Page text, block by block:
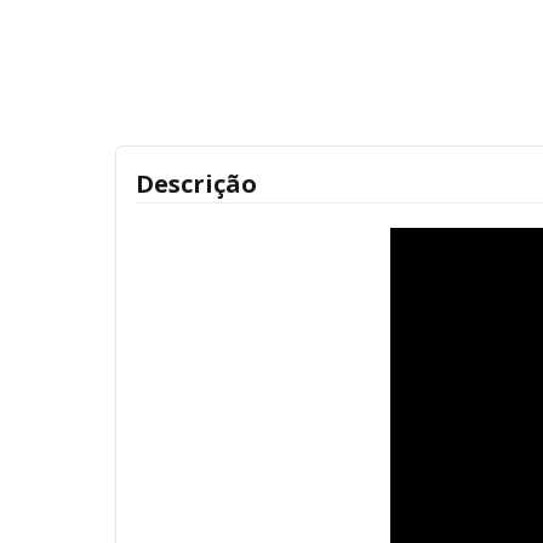
Descrição